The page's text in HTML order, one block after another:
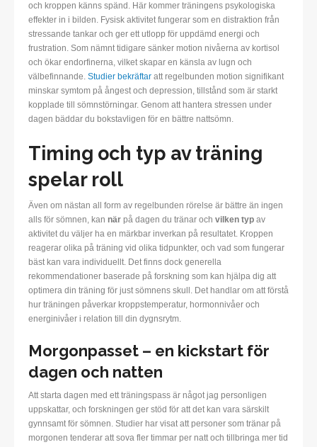
och kroppen känns spänd. Här kommer träningens psykologiska
effekter in i bilden. Fysisk aktivitet fungerar som en distraktion från
stressande tankar och ger ett utlopp för uppdämd energi och
frustration. Som nämnt tidigare sänker motion nivåerna av kortisol
och ökar endorfinerna, vilket skapar en känsla av lugn och
välbefinnande. Studier bekräftar att regelbunden motion signifikant
minskar symtom på ångest och depression, tillstånd som är starkt
kopplade till sömnstörningar. Genom att hantera stressen under
dagen bäddar du bokstavligen för en bättre nattsömn.
Timing och typ av träning
spelar roll
Även om nästan all form av regelbunden rörelse är bättre än ingen
alls för sömnen, kan när på dagen du tränar och vilken typ av
aktivitet du väljer ha en märkbar inverkan på resultatet. Kroppen
reagerar olika på träning vid olika tidpunkter, och vad som fungerar
bäst kan vara individuellt. Det finns dock generella
rekommendationer baserade på forskning som kan hjälpa dig att
optimera din träning för just sömnens skull. Det handlar om att förstå
hur träningen påverkar kroppstemperatur, hormonnivåer och
energinivåer i relation till din dygnsrytm.
Morgonpasset – en kickstart för
dagen och natten
Att starta dagen med ett träningspass är något jag personligen
uppskattar, och forskningen ger stöd för att det kan vara särskilt
gynnsamt för sömnen. Studier har visat att personer som tränar på
morgonen tenderar att sova fler timmar per natt och tillbringa mer tid